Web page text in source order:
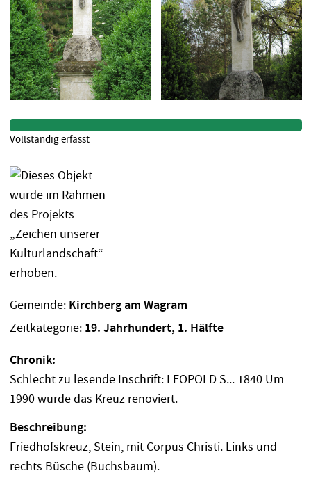
Gemeinde: Kirchberg am Wagram
Zeitkategorie: 19. Jahrhundert, 1. Hälfte
Chronik:
Schlecht zu lesende Inschrift: LEOPOLD S... 1840 Um
1990 wurde das Kreuz renoviert.
Beschreibung:
Friedhofskreuz, Stein, mit Corpus Christi. Links und
rechts Büsche (Buchsbaum).
Vollständig erfasst